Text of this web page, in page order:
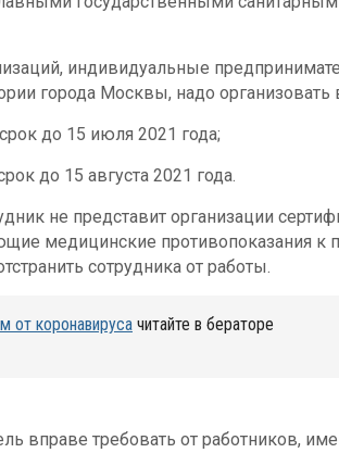
индивидуальные
города Москвы, надо
до 15 июля 2021 года;
до 15 августа 2021 года.
не представит организации
медицинские противопоказания к
сотрудника от работы.
от коронавируса читайте в бераторе
вправе требовать от работников,